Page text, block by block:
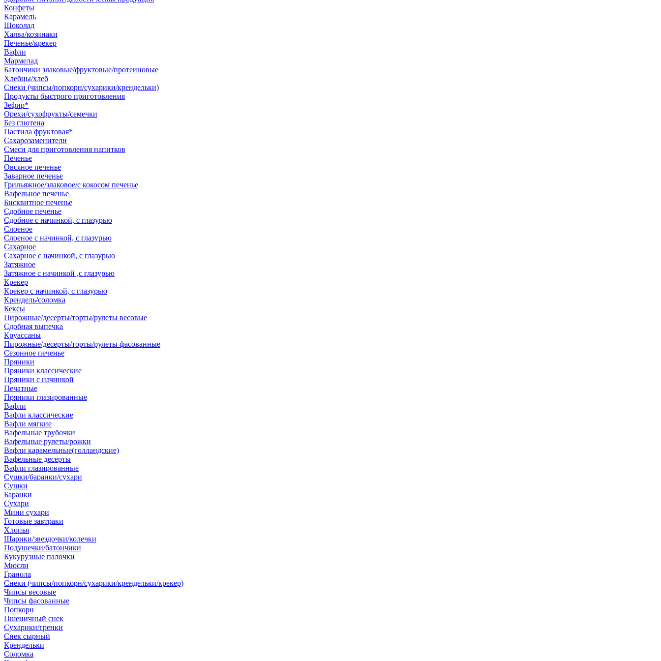
Конфеты
Карамель
Шоколад
Халва/козинаки
Печенье/крекер
Вафли
Мармелад
Батончики злаковые/фруктовые/протеиновые
Хлебцы/хлеб
Снеки (чипсы/попкорн/сухарики/крендельки)
Продукты быстрого приготовления
Зефир*
Орехи/сухофрукты/семечки
Без глютена
Пастила фруктовая*
Сахарозаменители
Смеси для приготовления напитков
Печенье
Овсяное печенье
Заварное печенье
Грильяжное/злаковое/с кокосом печенье
Вафельное печенье
Бисквитное печенье
Сдобное печенье
Сдобное с начинкой, с глазурью
Слоеное
Слоеное с начинкой, с глазурью
Сахарное
Сахарное с начинкой, с глазурью
Затяжное
Затяжное с начинкой ,с глазурью
Крекер
Крекер с начинкой, с глазурью
Крендель/соломка
Кексы
Пирожные/десерты/торты/рулеты весовые
Сдобная выпечка
Круассаны
Пирожные/десерты/торты/рулеты фасованные
Сезонное печенье
Пряники
Пряники классические
Пряники с начинкой
Печатные
Пряники глазированные
Вафли
Вафли классические
Вафли мягкие
Вафельные трубочки
Вафельные рулеты/рожки
Вафли карамельные(голландские)
Вафельные десерты
Вафли глазированные
Сушки/баранки/сухари
Сушки
Баранки
Сухари
Мини сухари
Готовые завтраки
Хлопья
Шарики/звездочки/колечки
Подушечки/батончики
Кукурузные палочки
Мюсли
Гранола
Снеки (чипсы/попкорн/сухарики/крендельки/крекер)
Чипсы весовые
Чипсы фасованные
Попкорн
Пшеничный снек
Сухарики/гренки
Снек сырный
Крендельки
Соломка